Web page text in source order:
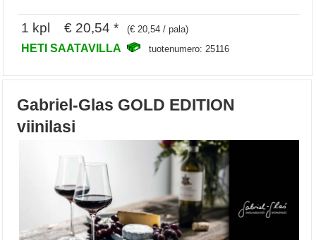
1 kpl € 20,54 * (€ 20,54 / pala)
HETI SAATAVILLA tuotenumero: 25116
Gabriel-Glas GOLD EDITION
viinilasi